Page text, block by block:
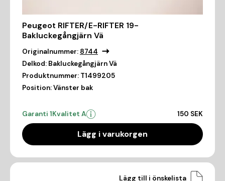
Peugeot RIFTER/E-RIFTER 19-
Bakluckegångjärn Vä
Originalnummer: 8744
Delkod: Bakluckegångjärn Vä
Produktnummer: T1499205
Position:Vänster bak
Garanti 1Kvalitet A 150 SEK
Lägg i varukorgen
Lägg till i önskelista